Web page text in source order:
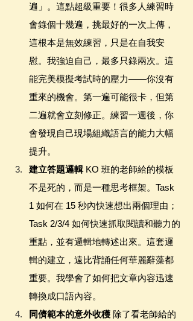
遍」。這點超級重要！很多人練習時
會錄個十幾遍，挑最好的一次上傳，
這根本是無效練習，只是在自我安
慰。我強迫自己，最多只錄兩次。這
能完美模擬考試時的壓力——你沒有
重來的機會。第一遍可能很卡，但第
二遍就會立刻修正。練習一週後，你
會發現自己現場組織語言的能力大幅
提升。
建立答題邏輯 KO 班的老師給的模板
不是死的，而是一種思考框架。Task
1 如何在 15 秒內快速想出兩個理由；
Task 2/3/4 如何快速抓取閱讀和聽力的
重點，並有邏輯地轉述出來。這套邏
輯的建立，遠比背誦任何華麗辭藻都
重要。我學會了如何把文章內容迅速
轉換成口語內容。
同儕範本的意外收穫 除了看老師給的